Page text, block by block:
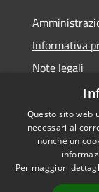
Informativa
Note legali
RSS
Accessibilità
Questo sito web
necessari al
nonché un
Per maggiori